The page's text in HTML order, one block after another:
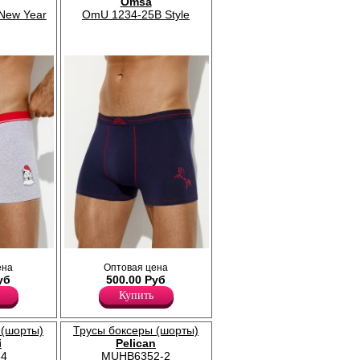
двойной гульфик с декоративной
отделочной строчкой.
Year
OmU 1234-25B Style
силуэта с актуальным рисунком, из
высококачественного хлопка с
добавлением эластана, повышающий
прочность и качество одежды, создавая
идеальное облегание фигуры. Имеют
среднюю посадку, мягкую и эластичную
открытую резинку по талии с фирменным
логотипом, профилированный гульфик.
Оптовая цена
500.00 Руб
Купить
Трусы боксеры (шорты)
Pelican
MUHB6352-2